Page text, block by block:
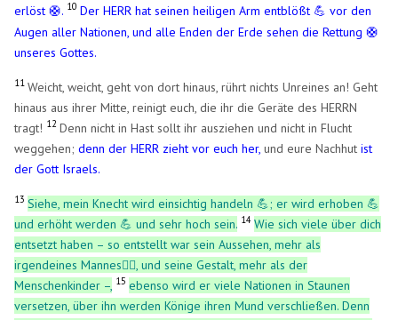
erlöst🛟. 10 Der HERR hat seinen heiligen Arm entblößt 💪 vor den
Augen aller Nationen, und alle Enden der Erde sehen die Rettung 🛟
unseres Gottes.
11 Weicht, weicht, geht von dort hinaus, rührt nichts Unreines an! Geht
hinaus aus ihrer Mitte, reinigt euch, die ihr die Geräte des HERRN
tragt! 12 Denn nicht in Hast sollt ihr ausziehen und nicht in Flucht
weggehen;denn der HERR zieht vor euch her, und eure Nachhutist
der Gott Israels.
13 Siehe, mein Knecht wird einsichtig handeln 💪; er wird erhoben 💪
und erhöht werden 💪 und sehr hoch sein. 14 Wie sich viele über dich
entsetzt haben – so entstellt war sein Aussehen, mehr als
irgendeines Mannes🧍‍♂️, und seine Gestalt, mehr als der
Menschenkinder –, 15 ebenso wird er viele Nationen in Staunen
versetzen, über ihn werden Könige ihren Mund verschließen. Denn